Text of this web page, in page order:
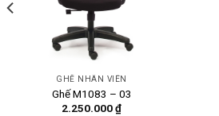
GHẾ NHÂN VIÊN
Ghế M1083 – 03
2.250.000₫